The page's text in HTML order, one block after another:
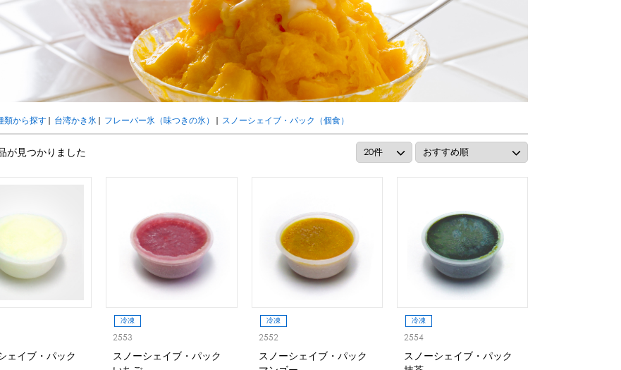
カートリッジシェイバー 家庭用かき氷機 刃物・替刃 オプション
ボウル型カップ フラワーカップ コップ型カップ スプーン スプーンストロー
ブレンダー・ミキサー
カー その他の機器・備品
CLOSE
CLOSE
類から探す| 台湾かき氷| フレーバー氷（味つきの氷） | スノーシェイブ・パック（個食）
が見つかりました
ェイブ・パック
冷凍
2553
スノーシェイブ・パック
冷凍
2552
スノーシェイブ・パック
冷凍
2554
スノーシェイブ・パック